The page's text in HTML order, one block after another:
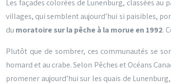
Les façades colorées de Lunenburg, classées
villages, qui semblent aujourd’hui si paisibles,
du moratoire sur la pêche à la morue en 1992.
Plutôt que de sombrer, ces communautés se
homard et au crabe. Selon Pêches et Océans
promener aujourd’hui sur les quais de